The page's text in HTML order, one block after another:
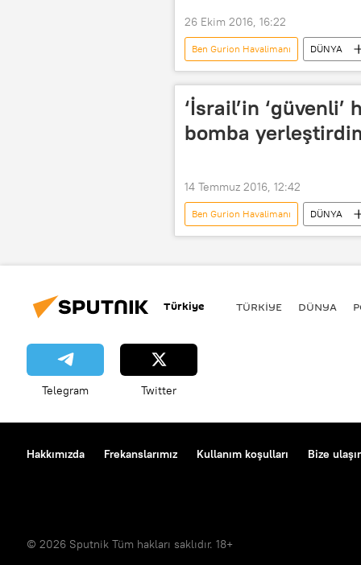
26 Ekim 2016, 16:22
Ben Gurion Havalimanı DÜNYA
İsrail
Tel Aviv
‘İsrail’in
bomba
14 Temmuz 2016, 12:42
Ben Gurion Havalimanı DÜNYA
Tel Aviv
David Süleyman
Türkiye TÜRKIYE DÜNYA
Telegram Twitter
Hakkımızda Frekanslarımız Kullanım koşulları Bize
© 2026 Sputnik Tüm hakları saklıdır. 18+